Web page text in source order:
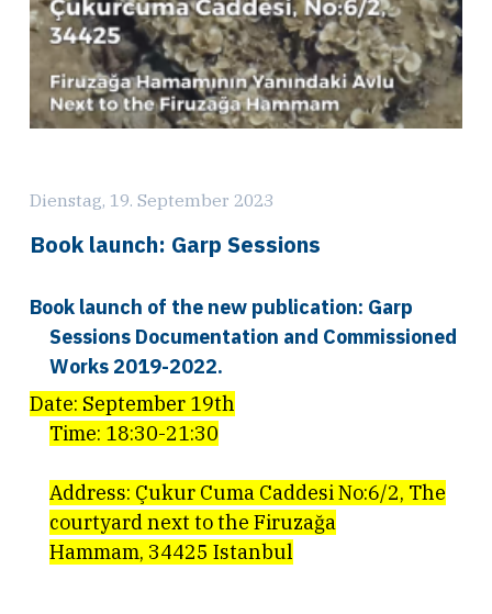
Dienstag, 19. September 2023
Book launch: Garp Sessions
Book launch of the new publication: Garp
Sessions Documentation and Commissioned
Works 2019-2022.
Date: September 19th
Time: 18:30-21:30
Address: Çukur Cuma Caddesi No:6/2, The
courtyard next to the Firuzağa
Hammam, 34425 Istanbul